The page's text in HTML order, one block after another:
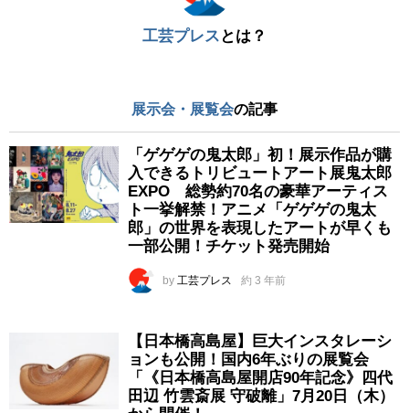
工芸プレス とは？
展示会・展覧会の記事
「ゲゲゲの鬼太郎」初！展示作品が購
入できるトリビュートアート展鬼太郎
EXPO 総勢約70名の豪華アーティス
ト一挙解禁！アニメ「ゲゲゲの鬼太
郎」の世界を表現したアートが早くも
一部公開！チケット発売開始
by 工芸プレス 約 3 年前
【日本橋高島屋】巨大インスタレーシ
ョンも公開！国内6年ぶりの展覧会
「《日本橋高島屋開店90年記念》四代
田辺 竹雲斎展 守破離」7月20日（木）